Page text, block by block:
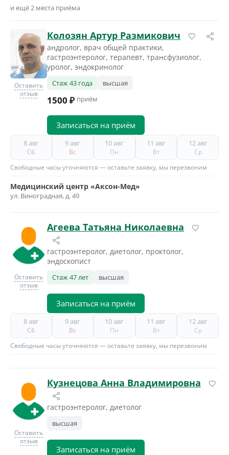
и ещё 2 места приёма
Оставить
отзыв
Колозян Артур Размикович
андролог, врач общей практики,
гастроэнтеролог, терапевт, трансфузиолог,
уролог, эндокринолог
Стаж 43 года высшая
1500 ₽ приём
Записаться на приём
8 авг
Сб
9 авг
Вс
10 авг
Пн
11 авг
Вт
12 авг
Ср
Свободные часы уточняются — оставьте заявку, мы перезвоним
Медицинский центр «Аксон-Мед»
ул. Виноградная, д. 49
Оставить
отзыв
Агеева Татьяна Николаевна
гастроэнтеролог, диетолог, проктолог,
эндоскопист
Стаж 47 лет высшая
Записаться на приём
8 авг
Сб
9 авг
Вс
10 авг
Пн
11 авг
Вт
12 авг
Ср
Свободные часы уточняются — оставьте заявку, мы перезвоним
Оставить
отзыв
Кузнецова Анна Владимировна
гастроэнтеролог, диетолог
высшая
Записаться на приём